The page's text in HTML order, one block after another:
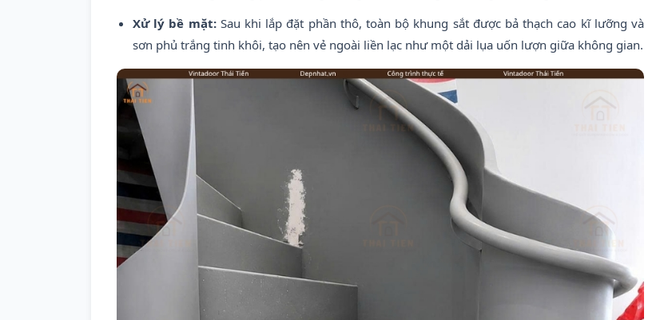
Xử lý bề mặt:Sau khi lắp đặt phần thô, toàn bộ khung sắt được bả thạch cao kĩ lưỡng và
sơn phủ trắng tinh khôi, tạo nên vẻ ngoài liền lạc như một dải lụa uốn lượn giữa không gian.